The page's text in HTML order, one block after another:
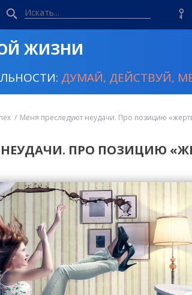
ЖИЗНИ
ДУМАЙ, ДЕЙСТВУЙ,
Меня преследуют неудачи. Про позицию
ПРО ПОЗИЦИЮ